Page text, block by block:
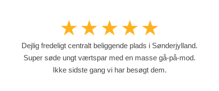
Dejlig fredeligt centralt beliggende plads i Sønderjylland.
Super søde ungt værtspar med en masse gå-på-mod.
Ikke sidste gang vi har besøgt dem.